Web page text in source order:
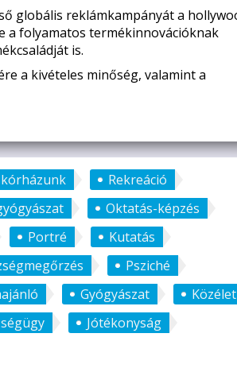
globális reklámkampányát a
a folyamatos termékinnovációknak
is.
a kivételes minőség, valamint a
Rekreáció
Oktatás-képzés
Portré
Kutatás
Psziché
Gyógyászat
Közélet
Jótékonyság